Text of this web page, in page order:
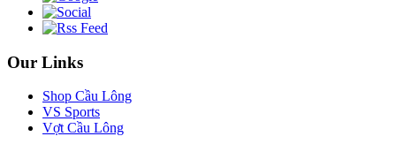
Our Links
Shop Cầu Lông
VS Sports
Vợt Cầu Lông